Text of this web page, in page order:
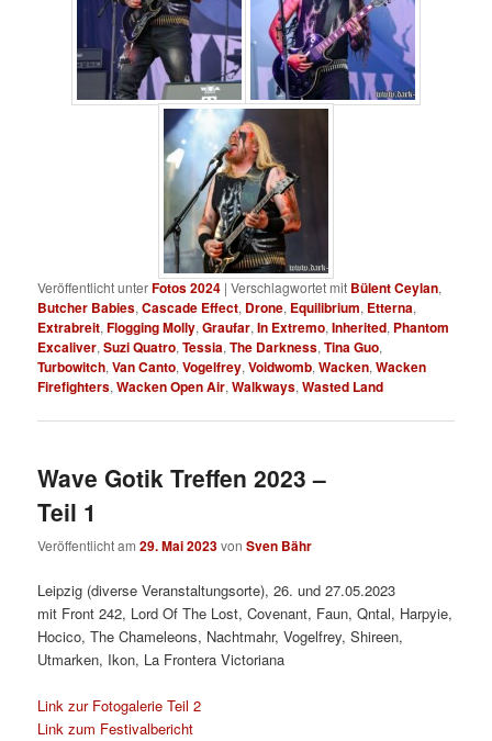
Veröffentlicht unterFotos 2024 |Verschlagwortet mit Bülent Ceylan,
Butcher Babies,Cascade Effect, Drone, Equilibrium, Etterna,
Extrabreit,Flogging Molly,Graufar,In Extremo,Inherited, Phantom
Excaliver,Suzi Quatro,Tessia,The Darkness,Tina Guo,
Turbowitch,Van Canto,Vogelfrey,Voidwomb,Wacken,Wacken
Firefighters,Wacken Open Air,Walkways,Wasted Land
Wave Gotik Treffen 2023 –
Teil 1
Veröffentlicht am29. Mai 2023vonSven Bähr
Leipzig (diverse Veranstaltungsorte), 26. und 27.05.2023
mit Front 242, Lord Of The Lost, Covenant, Faun, Qntal, Harpyie,
Hocico, The Chameleons, Nachtmahr, Vogelfrey, Shireen,
Utmarken, Ikon, La Frontera Victoriana
Link zur Fotogalerie Teil 2
Link zum Festivalbericht